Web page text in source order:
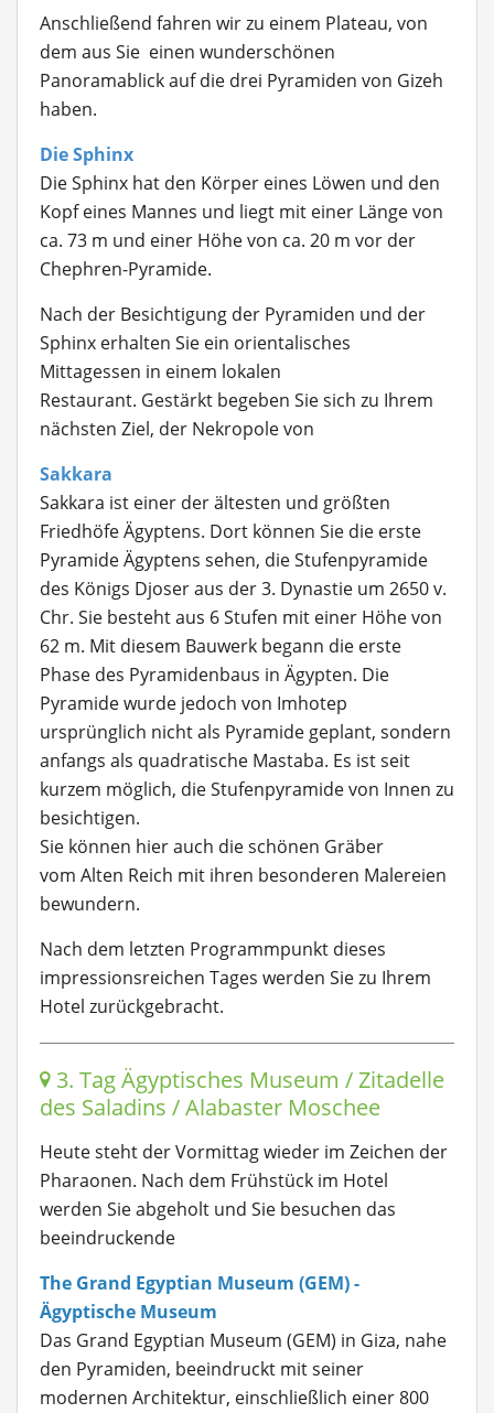
Anschließend fahren wir zu einem Plateau, von
dem aus Sie einen wunderschönen
Panoramablick auf die drei Pyramiden von Gizeh
haben.
Die Sphinx
Die Sphinx hat den Körper eines Löwen und den
Kopf eines Mannes und liegt mit einer Länge von
ca. 73 m und einer Höhe von ca. 20 m vor der
Chephren-Pyramide.
Nach der Besichtigung der Pyramiden und der
Sphinx erhalten Sie ein orientalisches
Mittagessen in einem lokalen
Restaurant. Gestärkt begeben Sie sich zu Ihrem
nächsten Ziel, der Nekropole von
Sakkara
Sakkara ist einer der ältesten und größten
Friedhöfe Ägyptens. Dort können Sie die erste
Pyramide Ägyptens sehen, die Stufenpyramide
des Königs Djoser aus der 3. Dynastie um 2650 v.
Chr. Sie besteht aus 6 Stufen mit einer Höhe von
62 m. Mit diesem Bauwerk begann die erste
Phase des Pyramidenbaus in Ägypten. Die
Pyramide wurde jedoch von Imhotep
ursprünglich nicht als Pyramide geplant, sondern
anfangs als quadratische Mastaba. Es ist seit
kurzem möglich, die Stufenpyramide von Innen zu
besichtigen.
Sie können hier auch die schönen Gräber
vom Alten Reich mit ihren besonderen Malereien
bewundern.
Nach dem letzten Programmpunkt dieses
impressionsreichen Tages werden Sie zu Ihrem
Hotel zurückgebracht.
3. Tag Ägyptisches Museum / Zitadelle
des Saladins / Alabaster Moschee
Heute steht der Vormittag wieder im Zeichen der
Pharaonen. Nach dem Frühstück im Hotel
werden Sie abgeholt und Sie besuchen das
beeindruckende
The Grand Egyptian Museum (GEM) -
Ägyptische Museum
Das Grand Egyptian Museum (GEM) in Giza, nahe
den Pyramiden, beeindruckt mit seiner
modernen Architektur, einschließlich einer 800